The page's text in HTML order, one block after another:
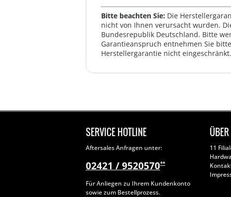
Bitte beachten Sie: Die
nicht von Ihnen verursacht wurden.
Bundesrepublik Deutschland. Bitte
Garantieanspruch entnehmen Sie
Herstellergarantie nicht eingeschränkt.
SERVICE HOTLINE
Aftersales Anfragen unter:
02421 / 9520570**
Für Anliegen zu Ihrem Kundenkonto
sowie zum Bestellprozess.
11